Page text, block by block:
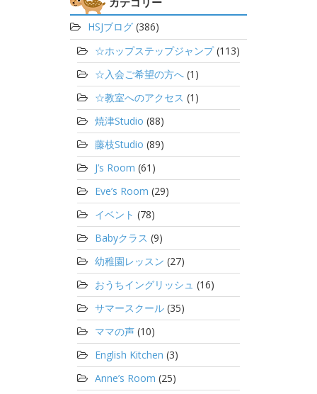
カテゴリー
HSJブログ (386)
☆ホップステップジャンプ(113)
☆入会ご希望の方へ (1)
☆教室へのアクセス (1)
焼津Studio (88)
藤枝Studio (89)
J’s Room (61)
Eve’s Room (29)
イベント (78)
Babyクラス (9)
幼稚園レッスン (27)
おうちイングリッシュ (16)
サマースクール (35)
ママの声 (10)
English Kitchen (3)
Anne’s Room (25)